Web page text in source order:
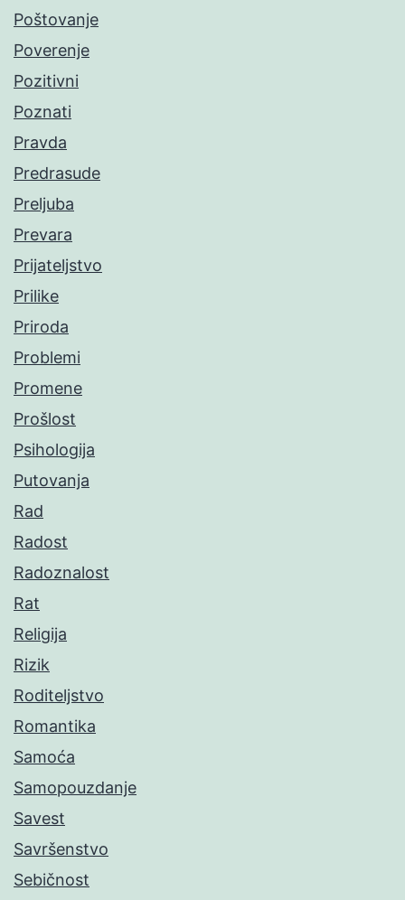
Poštovanje
Poverenje
Pozitivni
Poznati
Pravda
Predrasude
Preljuba
Prevara
Prijateljstvo
Prilike
Priroda
Problemi
Promene
Prošlost
Psihologija
Putovanja
Rad
Radost
Radoznalost
Rat
Religija
Rizik
Roditeljstvo
Romantika
Samoća
Samopouzdanje
Savest
Savršenstvo
Sebičnost